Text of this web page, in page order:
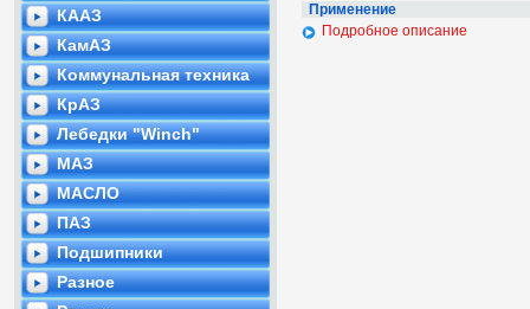
КААЗ
КамАЗ
Коммунальная техника
КрАЗ
Лебедки "Winch"
МАЗ
МАСЛО
ПАЗ
Подшипники
Разное
Применение
Подробное описание